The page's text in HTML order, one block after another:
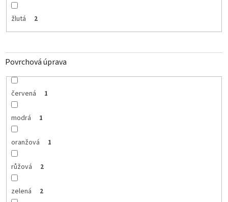
žlutá 2
Povrchová úprava
červená 1
modrá 1
oranžová 1
růžová 2
zelená 2